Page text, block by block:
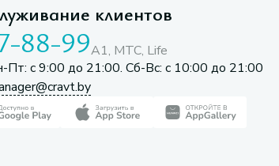
клиентов
88-99A1, МТС, Life
Пт: с 9:00 до 21:00. Сб-Вс: с 10:00 до 21:00